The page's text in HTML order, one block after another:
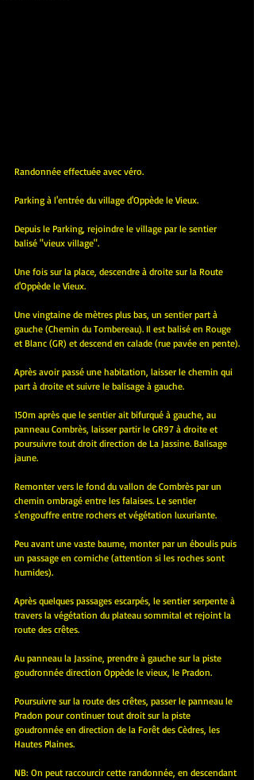
Randonnée effectuée avec véro.
Parking à l'entrée du village d'Oppède le Vieux.
Depuis le Parking, rejoindre le village par le sentier
balisé "vieux village".
Une fois sur la place, descendre à droite sur la Route
d'Oppède le Vieux.
Une vingtaine de mètres plus bas, un sentier part à
gauche (Chemin du Tombereau). Il est balisé en Rouge
et Blanc (GR) et descend en calade (rue pavée en pente).
Après avoir passé une habitation, laisser le chemin qui
part à droite et suivre le balisage à gauche.
150m après que le sentier ait bifurqué à gauche, au
panneau Combrès, laisser partir le GR97 à droite et
poursuivre tout droit direction de La Jassine. Balisage
jaune.
Remonter vers le fond du vallon de Combrès par un
chemin ombragé entre les falaises. Le sentier
s'engouffre entre rochers et végétation luxuriante.
Peu avant une vaste baume, monter par un éboulis puis
un passage en corniche (attention si les roches sont
humides).
Après quelques passages escarpés, le sentier serpente à
travers la végétation du plateau sommital et rejoint la
route des crêtes.
Au panneau la Jassine, prendre à gauche sur la piste
goudronnée direction Oppède le vieux, le Pradon.
Poursuivre sur la route des crêtes, passer le panneau le
Pradon pour continuer tout droit sur la piste
goudronnée en direction de la Forêt des Cèdres, les
Hautes Plaines.
NB: On peut raccourcir cette randonnée, en descendant